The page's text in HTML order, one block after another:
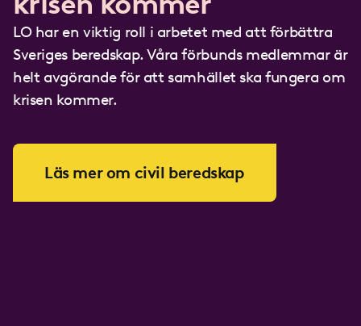
LO har en viktig roll i arbetet med att förbättra
Sveriges beredskap. Våra förbunds medlemmar är
helt avgörande för att samhället ska fungera om
krisen kommer.
Läs mer om civil beredskap